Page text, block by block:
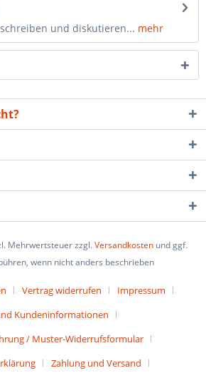
und diskutieren... mehr
Mehrwertsteuer zzgl.Versandkosten und ggf.
wenn nicht anders beschrieben
Vertrag widerrufen
Impressum
Kundeninformationen
/ Muster-Widerrufsformular
Zahlung und Versand